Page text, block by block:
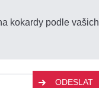
kokardy podle vašich
ODESLAT